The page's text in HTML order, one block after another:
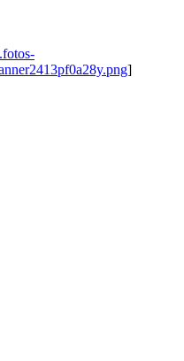
]